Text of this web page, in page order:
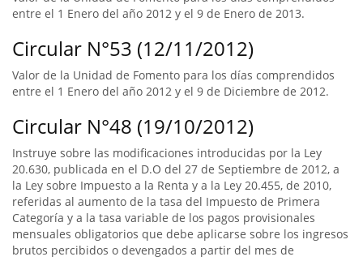
entre el 1 Enero del año 2012 y el 9 de Enero de 2013.
Circular N°53 (12/11/2012)
Valor de la Unidad de Fomento para los días comprendidos
entre el 1 Enero del año 2012 y el 9 de Diciembre de 2012.
Circular N°48 (19/10/2012)
Instruye sobre las modificaciones introducidas por la Ley
20.630, publicada en el D.O del 27 de Septiembre de 2012, a
la Ley sobre Impuesto a la Renta y a la Ley 20.455, de 2010,
referidas al aumento de la tasa del Impuesto de Primera
Categoría y a la tasa variable de los pagos provisionales
mensuales obligatorios que debe aplicarse sobre los ingresos
brutos percibidos o devengados a partir del mes de